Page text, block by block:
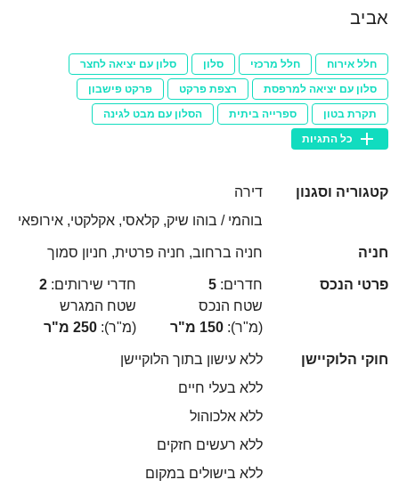
אביב
חלל אירוח חלל מרכזי סלון
סלון עם יציאה לחצר
סלון עם יציאה למרפסת
רצפת פרקט
פרקט פישבון
תקרת בטון
ספרייה ביתית
הסלון עם מבט לגינה
כל התגיות
קטגוריה וסגנון
דירה
בוהמי / בוהו שיק, קלאסי, אקלקטי, אירופאי
חניה חניה ברחוב, חניה פרטית, חניון סמוך
פרטי הנכס חדרים: 5 חדרי שירותים: 2
שטח הנכס
(מ"ר): 150 מ"ר
שטח המגרש
(מ"ר): 250 מ"ר
חוקי הלוקיישן
ללא עישון בתוך הלוקיישן
ללא בעלי חיים
ללא אלכוהול
ללא רעשים חזקים
ללא בישולים במקום